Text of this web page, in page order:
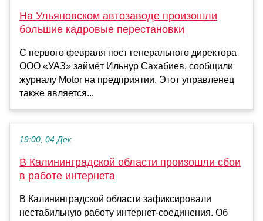
На Ульяновском автозаводе произошли
большие кадровые перестановки
С первого февраля пост генерального директора
ООО «УАЗ» займёт Ильнур Сахабиев, сообщили
журналу Motor на предприятии. Этот управленец
также является...
19:00, 04 Дек
В Калининградской области произошли сбои
в работе интернета
В Калининградской области зафиксировали
нестабильную работу интернет-соединения. Об